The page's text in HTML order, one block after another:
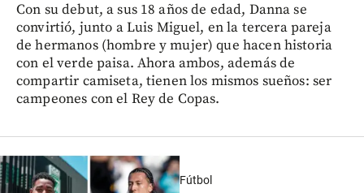
Con su debut, a sus 18 años de edad, Danna se
convirtió, junto a Luis Miguel, en la tercera pareja
de hermanos (hombre y mujer) que hacen historia
con el verde paisa. Ahora ambos, además de
compartir camiseta, tienen los mismos sueños: ser
campeones con el Rey de Copas.
Fútbol